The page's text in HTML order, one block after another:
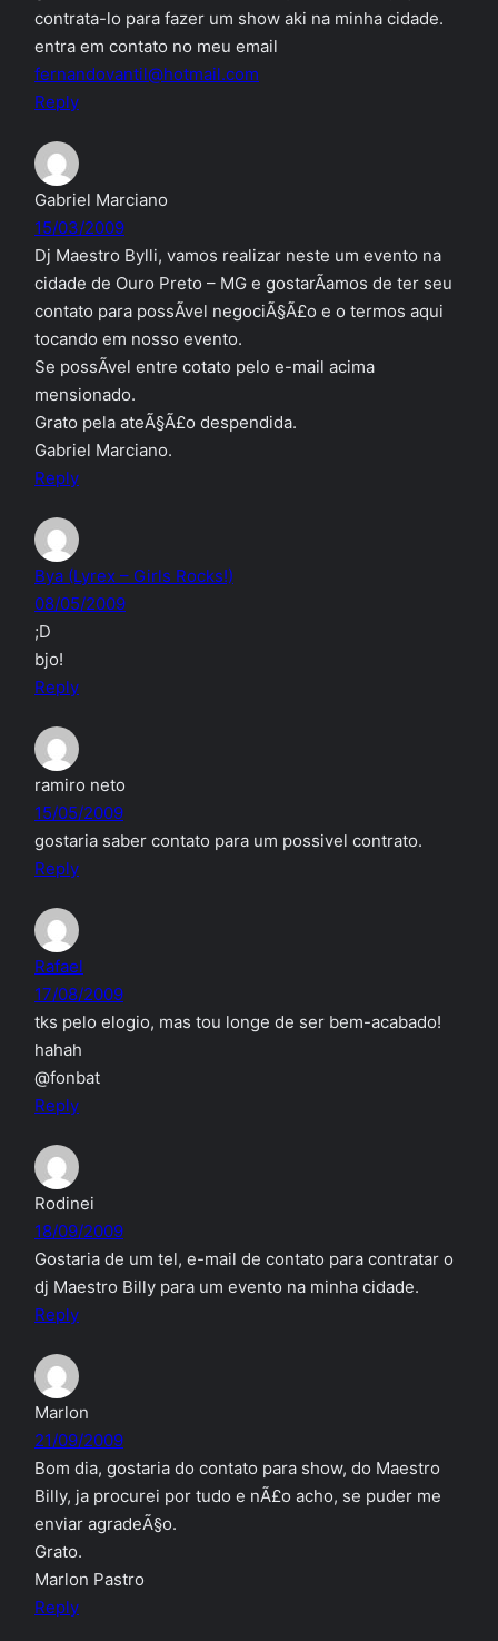
contrata-lo para fazer um show aki na minha cidade.
entra em contato no meu email
fernandovantil@hotmail.com
Reply
Gabriel Marciano
15/03/2009
Dj Maestro Bylli, vamos realizar neste um evento na
cidade de Ouro Preto – MG e gostarÃ­amos de ter seu
contato para possÃ­vel negociÃ§Ã£o e o termos aqui
tocando em nosso evento.
Se possÃ­vel entre cotato pelo e-mail acima
mensionado.
Grato pela ateÃ§Ã£o despendida.
Gabriel Marciano.
Reply
Bya (Lyrex – Girls Rocks!)
08/05/2009
;D
bjo!
Reply
ramiro neto
15/05/2009
gostaria saber contato para um possivel contrato.
Reply
Rafael
17/08/2009
tks pelo elogio, mas tou longe de ser bem-acabado!
hahah
@fonbat
Reply
Rodinei
18/09/2009
Gostaria de um tel, e-mail de contato para contratar o
dj Maestro Billy para um evento na minha cidade.
Reply
Marlon
21/09/2009
Bom dia, gostaria do contato para show, do Maestro
Billy, ja procurei por tudo e nÃ£o acho, se puder me
enviar agradeÃ§o.
Grato.
Marlon Pastro
Reply